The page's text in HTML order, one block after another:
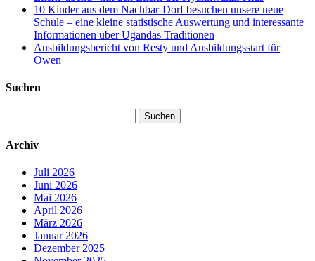
10 Kinder aus dem Nachbar-Dorf besuchen unsere neue
Schule – eine kleine statistische Auswertung und interessante
Informationen über Ugandas Traditionen
Ausbildungsbericht von Resty und Ausbildungsstart für
Owen
Suchen
nach:
Archiv
Juli 2026
Juni 2026
Mai 2026
April 2026
März 2026
Januar 2026
Dezember 2025